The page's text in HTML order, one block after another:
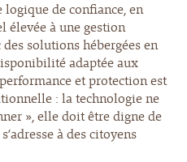
logique de confiance, en
élevée à une gestion
solutions hébergées en
adaptée aux
et protection est
: la technologie ne
», elle doit être digne de
à des citoyens